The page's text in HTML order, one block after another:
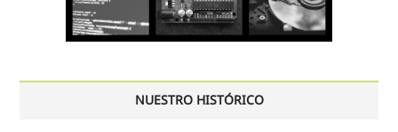
NUESTRO HISTÓRICO